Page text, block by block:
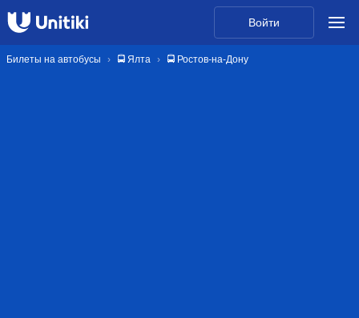
Войти
Билеты на автобусы 🚍 Ялта 🚍 Ростов-на-Дону